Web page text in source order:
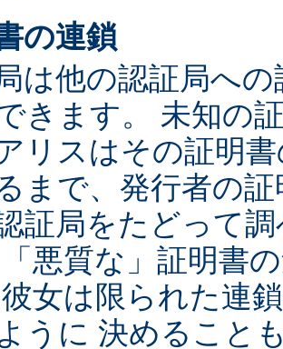
の連鎖
は他の認証局へ
きます。 未知の
リスはその証明
まで、発行者の
証局をたどって
悪質な」証明書
女は限られた連
うに 決めること